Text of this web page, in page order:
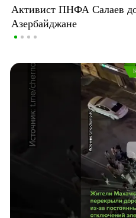
Активист ПНФА Салаев
Азербайджане